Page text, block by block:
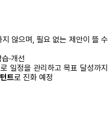
않으며, 필요 없는 제안이 뜰 수
·개선
일정을 관리하고 목표 달성까지
트로 진화 예정